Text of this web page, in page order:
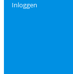
Inloggen